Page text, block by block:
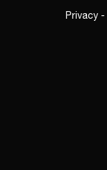
Privacy -